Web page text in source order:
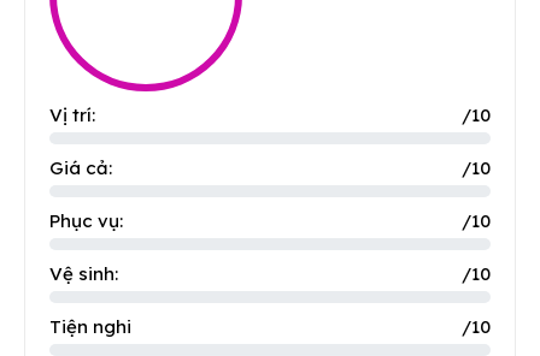
Vị trí: /10
Giá cả: /10
Phục vụ: /10
Vệ sinh: /10
Tiện nghi /10